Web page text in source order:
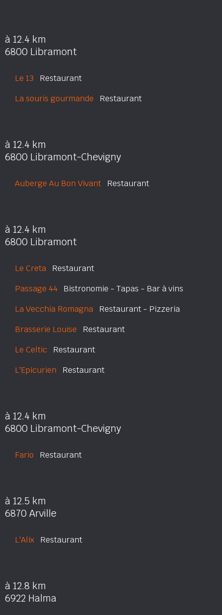
à 12.4 km
6800 Libramont
Le 13 Restaurant
La souris gourmande Restaurant
à 12.4 km
6800 Libramont-Chevigny
Auberge Au Bon Vivant Restaurant
à 12.4 km
6800 Libramont
Le Creta Restaurant
Passage 44 Bistronomie - Tapas - Bar à vins
La Vecchia Romagna Restaurant - Pizzeria
Brasserie Louise Restaurant
Le Celtic Restaurant
L'Epicurien Restaurant
à 12.4 km
6800 Libramont-Chevigny
Fario Restaurant
à 12.5 km
6870 Arville
L'Alix Restaurant
à 12.8 km
6922 Halma